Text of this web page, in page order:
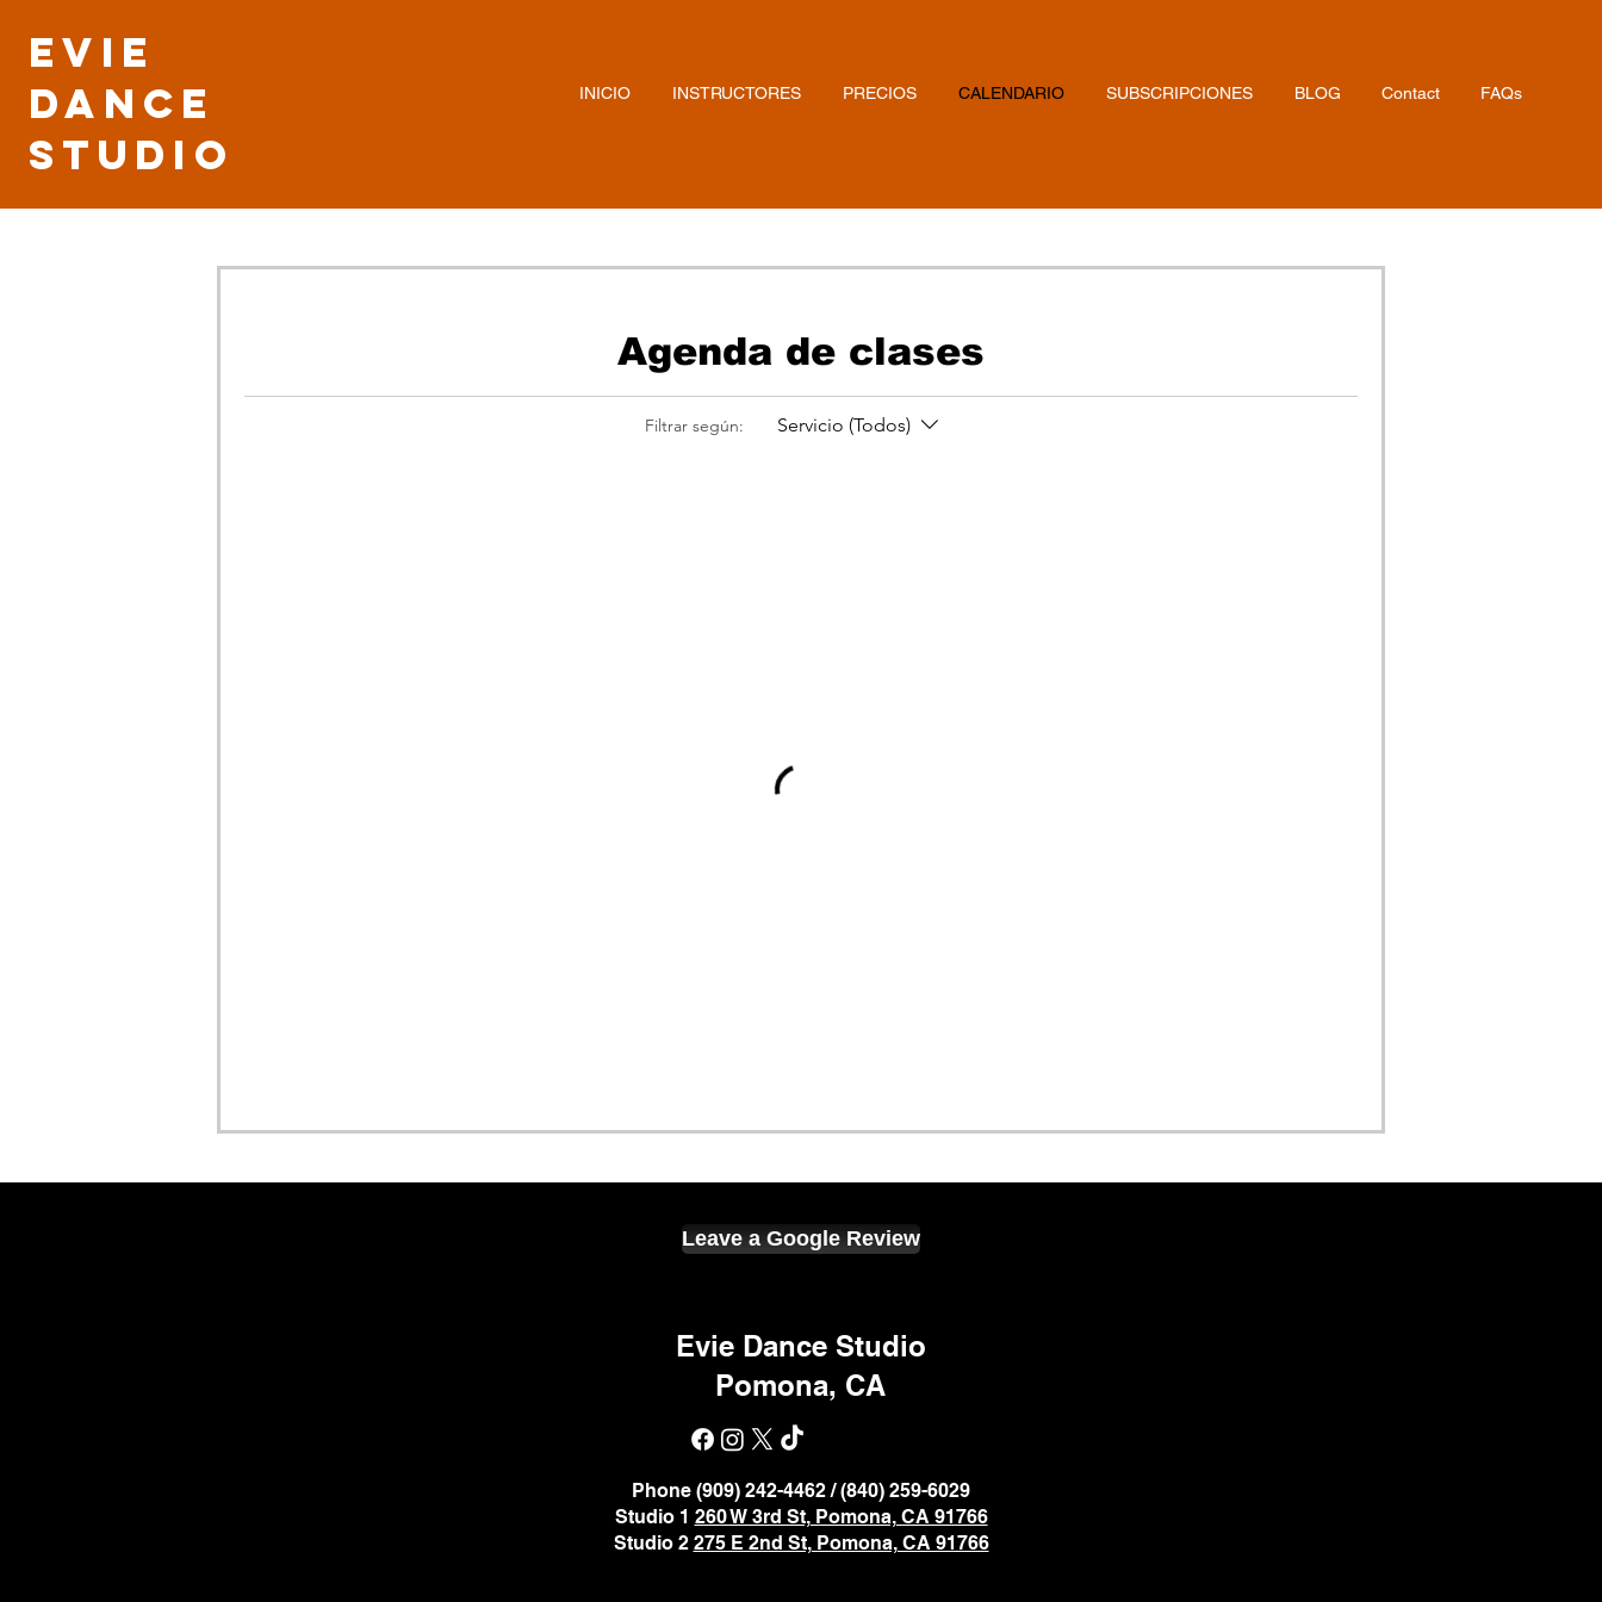
Evie
Dance
Studio
INICIO INSTRUCTORES PRECIOS CALENDARIO SUBSCRIPCIONES BLOG Contact FAQs
Agenda de clases
Filtrar según: Servicio (Todos)
Leave a Google Review
Evie Dance Studio
Pomona, CA
Phone (909) 242-4462 / (840) 259-6029
Studio 1 260 W 3rd St, Pomona, CA 91766
Studio 2 275 E 2nd St, Pomona, CA 91766